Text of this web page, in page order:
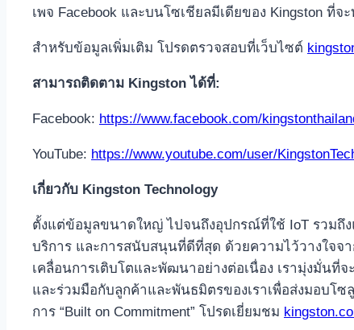
เพจ Facebook และบนโซเชียลมีเดียของ Kingston ที่
สำหรับข้อมูลเพิ่มเติม โปรดตรวจสอบที่เว็บไซต์
สามารถติดตาม Kingston ได้ที่:
Facebook: https://www.facebook.com/
YouTube: https://www.youtube.com/user/
เกี่ยวกับ Kingston Technology
ตั้งแต่ข้อมูลขนาดใหญ่ ไปจนถึงอุปกรณ์ที่ใช้ IoT รวมถึ
บริการ และการสนับสนุนที่ดีที่สุด ด้วยความไว้วางใจจ
เคลื่อนการเติบโตและพัฒนาอย่างต่อเนื่อง เรามุ่งมั่น
และร่วมมือกับลูกค้าและพันธมิตรของเราเพื่อส่งมอบโซ
การ “Built on Commitment” โปรดเยี่ยมชม